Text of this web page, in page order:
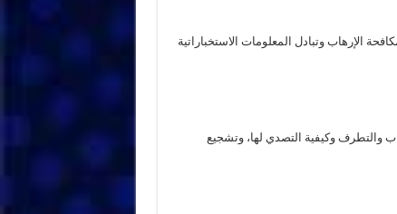
الإرهاب وتبادل المعلومات الاستخباراتية
والتطرف وكيفية التصدي لها، وتشجيع